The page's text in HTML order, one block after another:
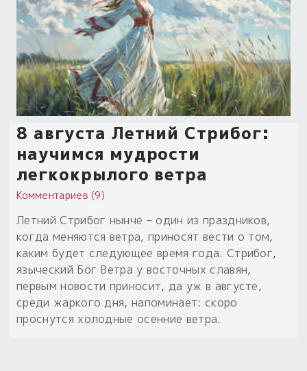
Обрядовые предметы
Расходные материалы
Готовые заговоры и обряды
Сундучок
Об авторе и издательстве
Наборы для книг
Электронные книги
Гадание он-лайн
Приложение для гадания
30 вариантов раскладов по системе Рез Рода:
Предметы
Магические наборы
Для алтаря
Расходные материалы
С чего начать?
Новые книги
в лавке!
«Резы Рода. Нежиты» и «Резы
Рода.Духи-Хозяева» с колодами
толкованиями колод
Узнать
8 августа Летний Стрибог:
научимся мудрости
легкокрылого ветра
Комментариев (9)
Летний Стрибог нынче – один из праздников,
когда меняются ветра, приносят вести о том,
каким будет следующее время года. Стрибог,
языческий Бог Ветра у восточных славян,
первым новости приносит, да уж в августе,
среди жаркого дня, напоминает: скоро
проснутся холодные осенние ветра.